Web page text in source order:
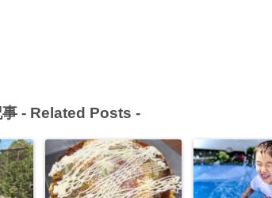
- Related Posts -